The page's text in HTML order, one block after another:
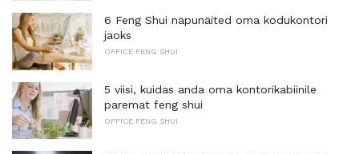
6 Feng Shui näpunäited oma kodukontori
jaoks
OFFICE FENG SHUI
5 viisi, kuidas anda oma kontorikabiinile
paremat feng shui
OFFICE FENG SHUI